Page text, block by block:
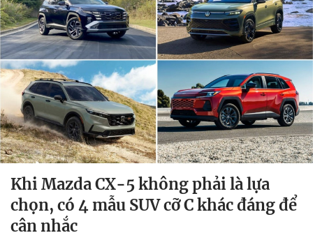
Khi Mazda CX-5 không phải là lựa
chọn, có 4 mẫu SUV cỡ C khác đáng để
cân nhắc